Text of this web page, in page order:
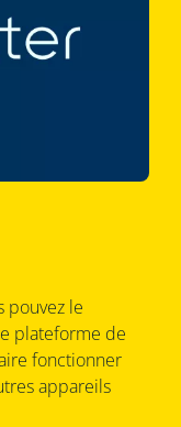
pouvez le
plateforme de
fonctionner
appareils